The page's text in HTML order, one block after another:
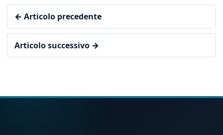
← Articolo precedente
Articolo successivo →